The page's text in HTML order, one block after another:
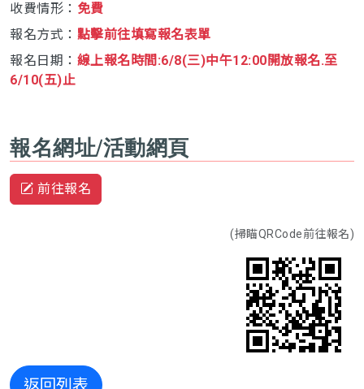
收費情形： 免費
報名方式： 點擊前往填寫報名表單
報名日期： 線上報名時間:6/8(三)中午12:00開放報名.至
6/10(五)止
報名網址/活動網頁
前往報名
(掃瞄QRCode前往報名)
返回列表